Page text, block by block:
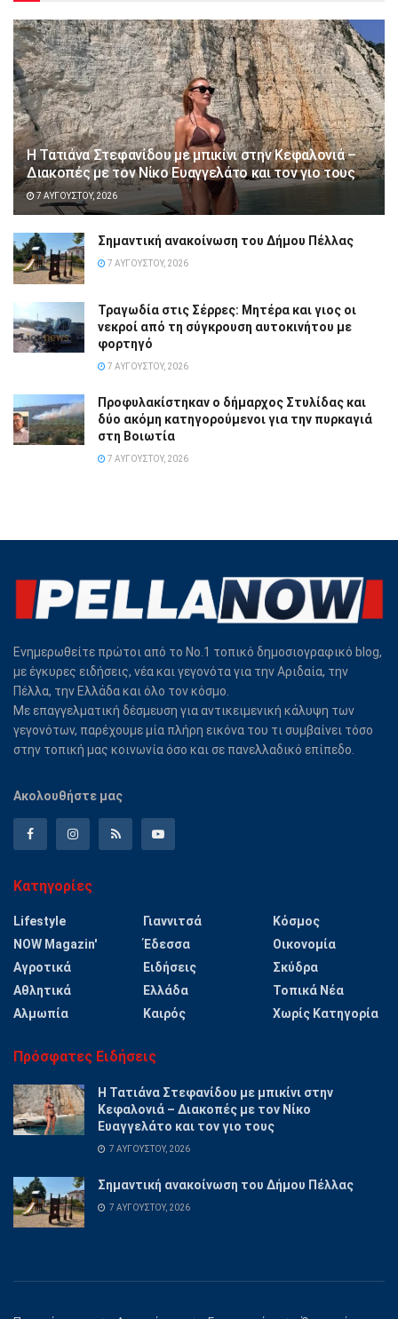
Η Τατιάνα Στεφανίδου με μπικίνι στην Κεφαλονιά –
Διακοπές με τον Νίκο Ευαγγελάτο και τον γιο τους
7 ΑΥΓΟΎΣΤΟΥ, 2026
Σημαντική ανακοίνωση του Δήμου Πέλλας
7 ΑΥΓΟΎΣΤΟΥ, 2026
Τραγωδία στις Σέρρες: Μητέρα και γιος οι
νεκροί από τη σύγκρουση αυτοκινήτου με
φορτηγό
7 ΑΥΓΟΎΣΤΟΥ, 2026
Προφυλακίστηκαν ο δήμαρχος Στυλίδας και
δύο ακόμη κατηγορούμενοι για την πυρκαγιά
στη Βοιωτία
7 ΑΥΓΟΎΣΤΟΥ, 2026
Ενημερωθείτε πρώτοι από το Νο.1 τοπικό δημοσιογραφικό blog,
με έγκυρες ειδήσεις, νέα και γεγονότα για την Αριδαία, την
Πέλλα, την Ελλάδα και όλο τον κόσμο.
Με επαγγελματική δέσμευση για αντικειμενική κάλυψη των
γεγονότων, παρέχουμε μία πλήρη εικόνα του τι συμβαίνει τόσο
στην τοπική μας κοινωνία όσο και σε πανελλαδικό επίπεδο.
Ακολουθήστε μας
Κατηγορίες
Lifestyle
NOW Magazin'
Αγροτικά
Αθλητικά
Αλμωπία
Γιαννιτσά
Έδεσσα
Ειδήσεις
Ελλάδα
Καιρός
Κόσμος
Οικονομία
Σκύδρα
Τοπικά Νέα
Χωρίς Κατηγορία
Πρόσφατες Ειδήσεις
Η Τατιάνα Στεφανίδου με μπικίνι στην
Κεφαλονιά – Διακοπές με τον Νίκο
Ευαγγελάτο και τον γιο τους
7 ΑΥΓΟΎΣΤΟΥ, 2026
Σημαντική ανακοίνωση του Δήμου Πέλλας
7 ΑΥΓΟΎΣΤΟΥ, 2026